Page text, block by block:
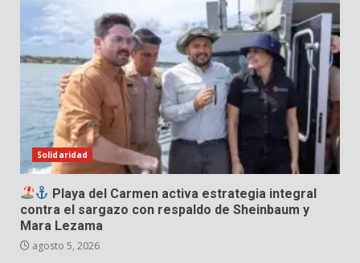
Solidaridad
Playa del Carmen activa estrategia integral
contra el sargazo con respaldo de Sheinbaum y
Mara Lezama
agosto 5, 2026